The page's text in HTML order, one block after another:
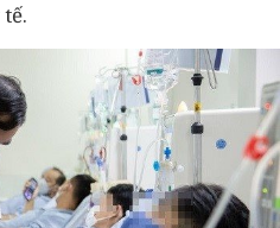
tế.